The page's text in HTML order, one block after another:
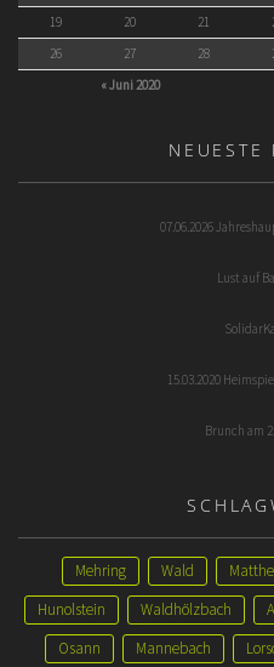
« Juni 2020
19
20 21
26
27 28
NEUESTE
07.06.2026
Lust auf
15.03.2020
Brunch am
Mehring Wald
Hunolstein
Waldhölzbach
Osann
Mannebach